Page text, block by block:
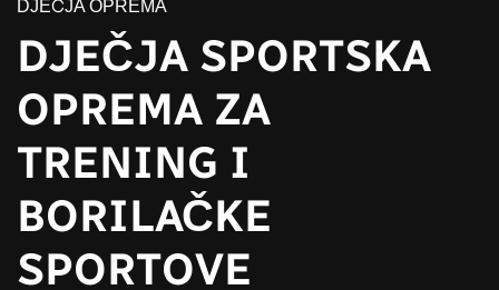
DJEČJA OPREMA
DJEČJA SPORTSKA
OPREMA ZA
TRENING I
BORILAČKE
SPORTOVE